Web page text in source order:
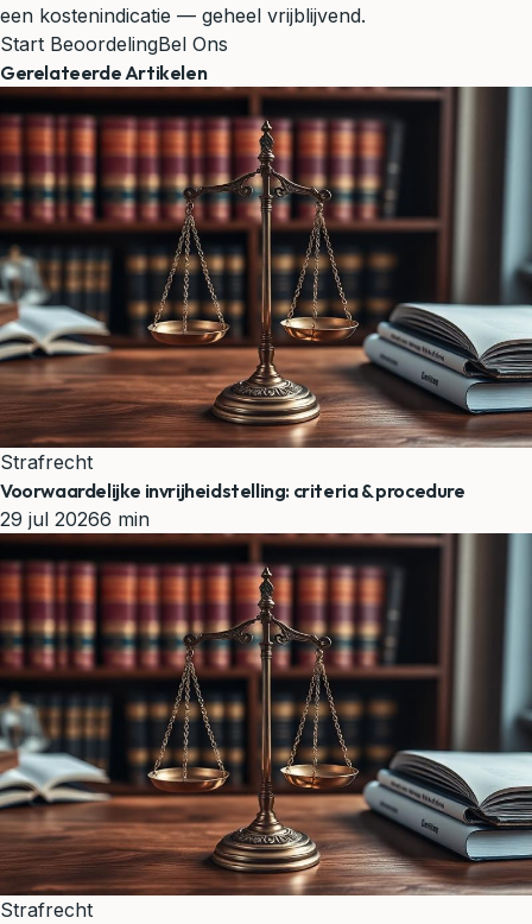
een kostenindicatie — geheel vrijblijvend.
Start BeoordelingBel Ons
Gerelateerde Artikelen
Strafrecht
Voorwaardelijke invrijheidstelling: criteria & procedure
29 jul 20266 min
Strafrecht